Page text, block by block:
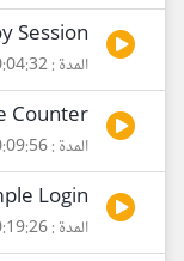
Session
المدة : 00:04:32
Counter
المدة : 00:09:56
Login
المدة : 00:19:26